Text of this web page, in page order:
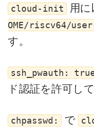
cloud-init 用に
OME/riscv64/
す。
ssh_pwauth:
ド認証を許可し
chpasswd: で